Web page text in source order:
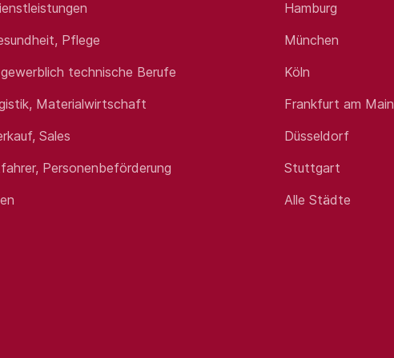
Pflege
technische Berufe
Materialwirtschaft
Sales
Personenbeförderung
Hamburg
München
Köln
Frankfurt am Main
Düsseldorf
Stuttgart
Alle Städte